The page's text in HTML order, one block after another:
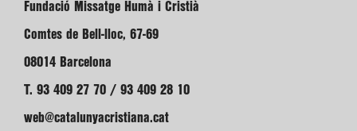
Fundació Missatge Humà i Cristià
Comtes de Bell-lloc, 67-69
08014 Barcelona
T. 93 409 27 70 / 93 409 28 10
web@catalunyacristiana.cat